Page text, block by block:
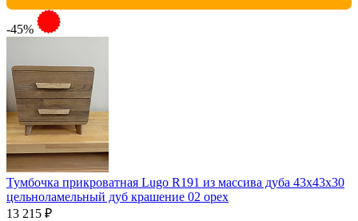
-45%
Тумбочка прикроватная Lugo R191 из массива дуба 43х43х30
цельноламельный дуб крашение 02 орех
13 215 ₽